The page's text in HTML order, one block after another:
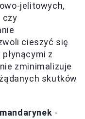
jelitowych,
czy
cieszyć się
z
zminimalizuje
skutków
-